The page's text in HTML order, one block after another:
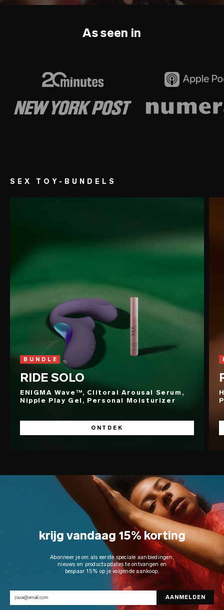
As seen in
SEX TOY-BUNDELS
BUNDLE
RIDE SOLO
ENIGMA Wave™, Clitoral Arousal Serum,
Nipple Play Gel, Personal Moisturizer
ONTDEK
krijg vandaag 15% korting
Abonneer je om als eerste speciale aanbiedingen,
nieuws en productupdates te ontvangen en
bespaar 15% op je volgende aankoop.